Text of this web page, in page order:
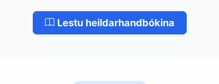
Lestu heildarhandbókina